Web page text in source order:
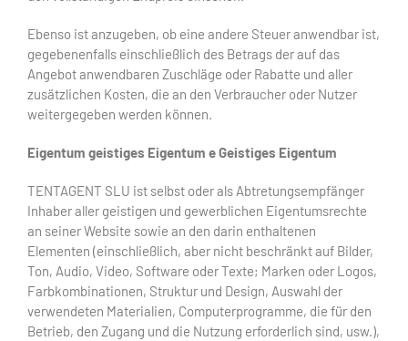
Ebenso ist anzugeben, ob eine andere Steuer anwendbar ist,
gegebenenfalls einschließlich des Betrags der auf das
Angebot anwendbaren Zuschläge oder Rabatte und aller
zusätzlichen Kosten, die an den Verbraucher oder Nutzer
weitergegeben werden können.
Eigentum geistiges Eigentum eGeistiges Eigentum
TENTAGENT SLU ist selbst oder als Abtretungsempfänger
Inhaber aller geistigen und gewerblichen Eigentumsrechte
an seiner Website sowie an den darin enthaltenen
Elementen (einschließlich, aber nicht beschränkt auf Bilder,
Ton, Audio, Video, Software oder Texte; Marken oder Logos,
Farbkombinationen, Struktur und Design, Auswahl der
verwendeten Materialien, Computerprogramme, die für den
Betrieb, den Zugang und die Nutzung erforderlich sind, usw.),